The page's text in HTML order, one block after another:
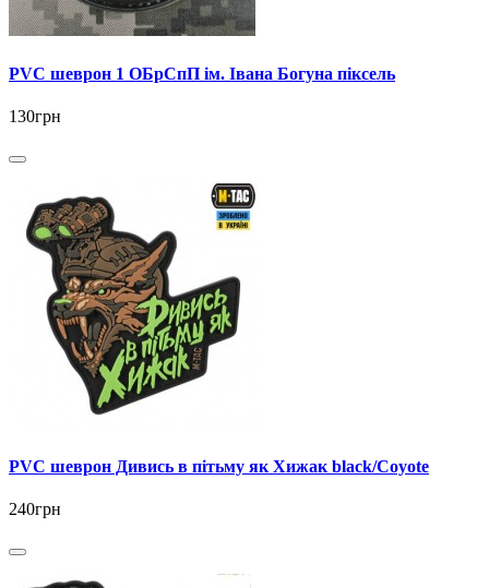
PVC шеврон 1 ОБрСпП ім. Івана Богуна піксель
130грн
PVC шеврон Дивись в пітьму як Хижак black/Coyote
240грн